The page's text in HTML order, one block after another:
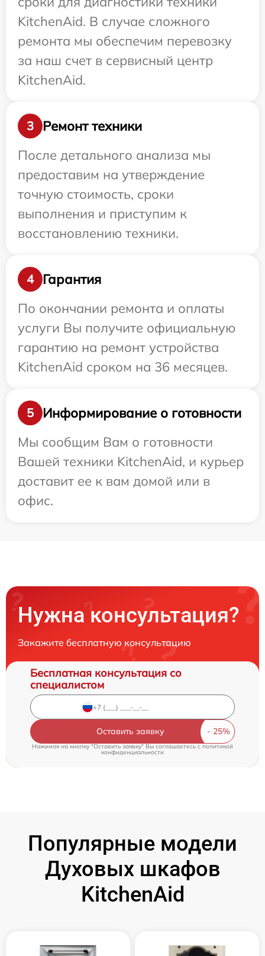
KitchenAid. В случае сложного
ремонта мы обеспечим перевозку
за наш счет в сервисный центр
KitchenAid.
3
Ремонт техники
После детального анализа мы
предоставим на утверждение
точную стоимость, сроки
выполнения и приступим к
восстановлению техники.
4
Гарантия
По окончании ремонта и оплаты
услуги Вы получите официальную
гарантию на ремонт устройства
KitchenAid сроком на 36 месяцев.
5
Информирование о готовности
Мы сообщим Вам о готовности
Вашей техники KitchenAid, и курьер
доставит ее к вам домой или в
офис.
Нужна консультация?
Закажите бесплатную консультацию
Бесплатная консультация со
специалистом
Оставить заявку
Нажимая на кнопку "Оставить заявку" Вы соглашаетесь cполитикой
конфиденциальности
Популярные модели
Духовых шкафов
KitchenAid